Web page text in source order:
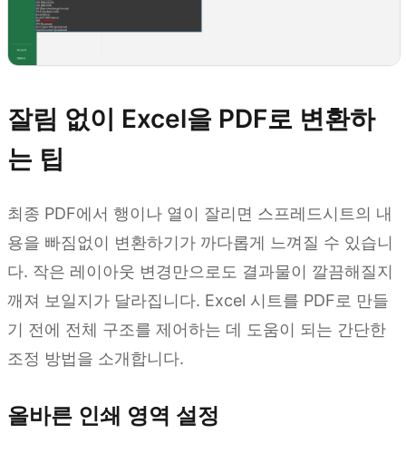
잘림 없이 Excel을 PDF로 변환하
는 팁
최종 PDF에서 행이나 열이 잘리면 스프레드시트의 내
용을 빠짐없이 변환하기가 까다롭게 느껴질 수 있습니
다. 작은 레이아웃 변경만으로도 결과물이 깔끔해질지
깨져 보일지가 달라집니다. Excel 시트를 PDF로 만들
기 전에 전체 구조를 제어하는 데 도움이 되는 간단한
조정 방법을 소개합니다.
올바른 인쇄 영역 설정